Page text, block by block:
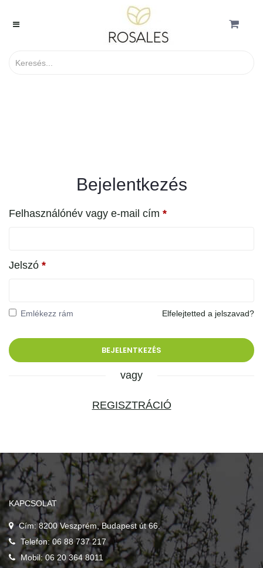
Bejelentkezés
Felhasználónév vagy e-mail cím *
Jelszó *
Emlékezz rám Elfelejtetted a jelszavad?
vagy
REGISZTRÁCIÓ
KAPCSOLAT
Cím: 8200 Veszprém, Budapest út 66.
Telefon: 06 88 737 217
Mobil: 06 20 364 8011